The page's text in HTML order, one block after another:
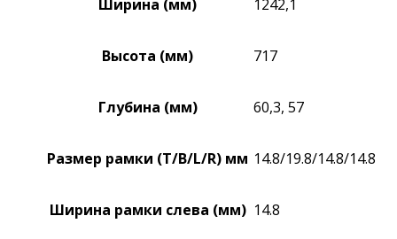
Ширина (мм)
1242,1
Высота (мм) 717
Глубина (мм) 60,3, 57
Размер рамки (T/B/L/R) мм 14.8/19.8/14.8/14.8
Ширина рамки слева (мм) 14.8